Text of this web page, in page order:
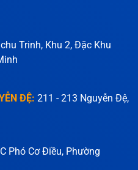
Trinh, Khu 2, Đặc Khu
ĐỆ: 211 - 213 Nguyễn Đệ,
Phó Cơ Điều, Phường